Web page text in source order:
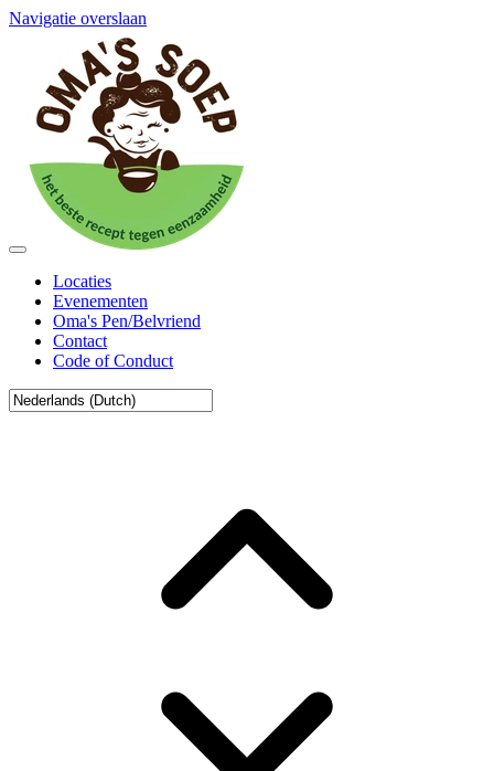
Navigatie overslaan
Locaties
Evenementen
Oma's Pen/Belvriend
Contact
Code of Conduct